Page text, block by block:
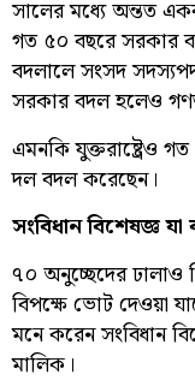
সালের মধ্যে অন্তত
গত ৫০ বছরে সরকার
বদলালে সংসদ
সরকার বদল হলেও
এমনকি যুক্তরাষ্ট্রেও
দল বদল করেছেন।
সংবিধান বিশেষজ্ঞ
৭০ অনুচ্ছেদের ঢালাও
বিপক্ষে ভোট দেওয়া
মনে করেন সংবিধান
মালিক।